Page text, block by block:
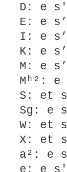
D: e
E: e
I: e
K: e
M: e
Mʰ²:
S: et
Sg: e
W: et
X: et
a²: e